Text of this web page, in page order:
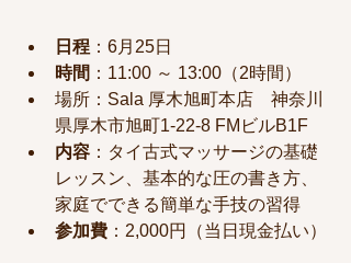
日程 ：6月25日
時間 ：11:00 ～ 13:00（2時間）
場所：​Sala 厚木旭町本店　神奈川
県厚木市旭町1-22-8 FMビルB1F
内容 ：タイ古式マッサージの基礎
レッスン、基本的な圧の書き方、
家庭でできる簡単な手技の習得
参加費 ：2,000円（当日現金払い）